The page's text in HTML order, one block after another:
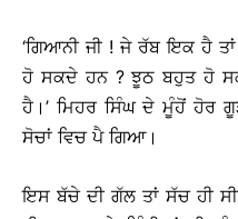
‘ਗਿਆਨੀ ਜੀ ! ਜੇ ਰੱਬ ਇਕ ਹੈ
ਹੋ ਸਕਦੇ ਹਨ ? ਝੂਠ ਬਹੁਤ ਹੋ
ਹੈ।’ ਮਿਹਰ ਸਿੰਘ ਦੇ ਮੂੰਹੋਂ ਹੋਰ
ਸੋਚਾਂ ਵਿਚ ਪੈ ਗਿਆ।
ਇਸ ਬੱਚੇ ਦੀ ਗੱਲ ਤਾਂ ਸੱਚ ਹੀ